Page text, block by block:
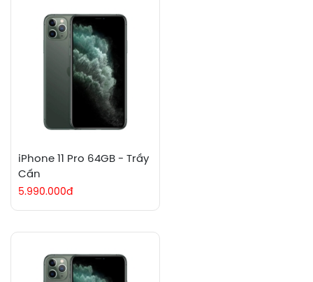
iPhone 11 Pro 64GB - Trầy
Cấn
5.990.000đ